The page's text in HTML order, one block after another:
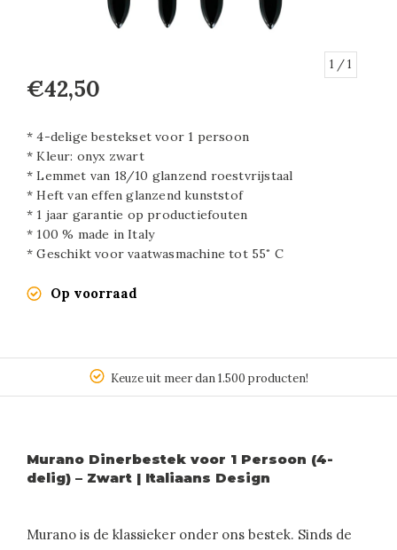
1 / 1
€42,50
* 4-delige bestekset voor 1 persoon
* Kleur: onyx zwart
* Lemmet van 18/10 glanzend roestvrijstaal
* Heft van effen glanzend kunststof
* 1 jaar garantie op productiefouten
* 100 % made in Italy
* Geschikt voor vaatwasmachine tot 55˚ C
Op voorraad
Keuze uit meer dan 1.500 producten!
Murano Dinerbestek voor 1 Persoon (4-
delig) – Zwart | Italiaans Design
Murano is de klassieker onder ons bestek. Sinds de